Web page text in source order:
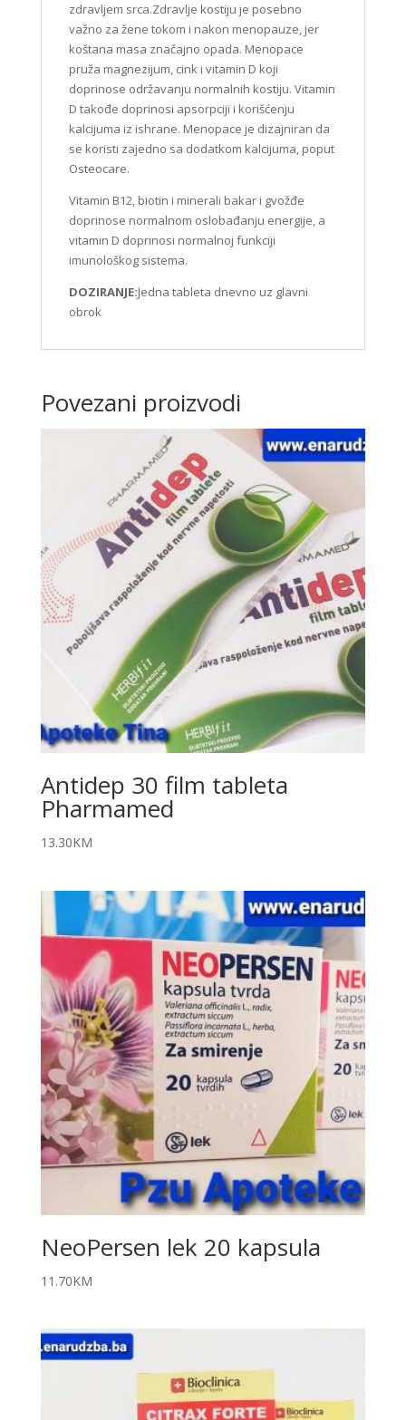
zdravljem srca.Zdravlje kostiju je posebno
važno za žene tokom i nakon menopauze, jer
koštana masa značajno opada. Menopace
pruža magnezijum, cink i vitamin D koji
doprinose održavanju normalnih kostiju. Vitamin
D takođe doprinosi apsorpciji i korišćenju
kalcijuma iz ishrane. Menopace je dizajniran da
se koristi zajedno sa dodatkom kalcijuma, poput
Osteocare.
Vitamin B12, biotin i minerali bakar i gvožđe
doprinose normalnom oslobađanju energije, a
vitamin D doprinosi normalnoj funkciji
imunološkog sistema.
DOZIRANJE:Jedna tableta dnevno uz glavni
obrok
Povezani proizvodi
Antidep 30 film tableta
Pharmamed
13.30KM
NeoPersen lek 20 kapsula
11.70KM